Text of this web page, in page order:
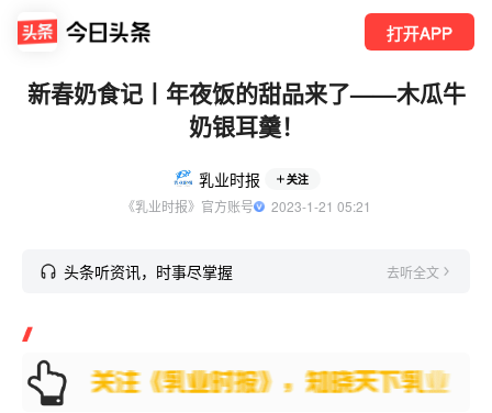
打开APP
新春奶食记丨年夜饭的甜品来了——木瓜牛
奶银耳羹！
乳业时报 关注
《乳业时报》官方账号
  2023-1-21 05:21
头条听资讯，时事尽掌握 去听全文